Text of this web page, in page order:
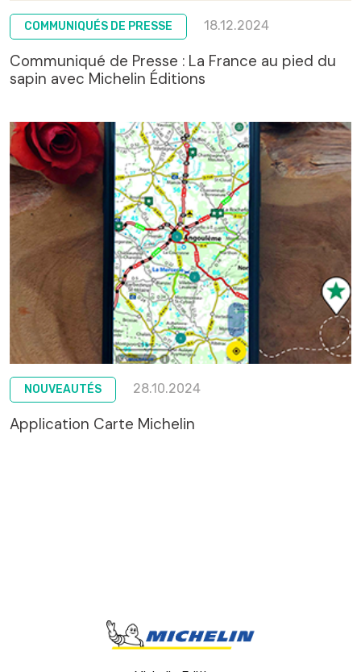
COMMUNIQUÉS DE PRESSE 18.12.2024
Communiqué de Presse : La France au pied du
sapin avec Michelin Éditions
NOUVEAUTÉS 28.10.2024
Application Carte Michelin